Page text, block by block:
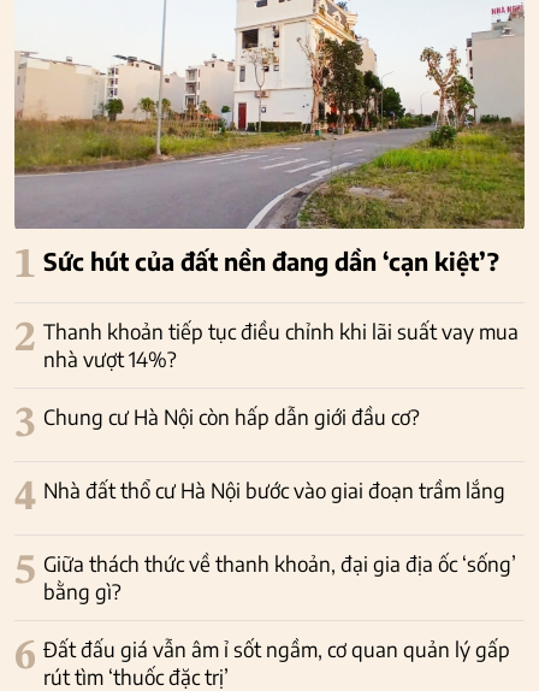
1 Sức hút của đất nền đang dần ‘cạn kiệt’?
2 Thanh khoản tiếp tục điều chỉnh khi lãi suất vay mua
nhà vượt 14%?
3 Chung cư Hà Nội còn hấp dẫn giới đầu cơ?
4 Nhà đất thổ cư Hà Nội bước vào giai đoạn trầm lắng
5 Giữa thách thức về thanh khoản, đại gia địa ốc ‘sống’
bằng gì?
6 Đất đấu giá vẫn âm ỉ sốt ngầm, cơ quan quản lý gấp
rút tìm ‘thuốc đặc trị’